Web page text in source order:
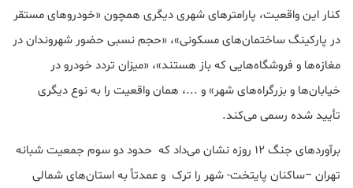
کنار این واقعیت، پارامترهای شهری دیگری همچون «خودروهای مستقر
در پارکینگ ساختمان‌های مسکونی»، «حجم نسبی حضور شهروندان در
مغازه‌ها و فروشگاه‌هایی که باز هستند»، «میزان تردد خودرو در
خیابان‌ها و بزرگراه‌های شهر» و ...، همان واقعیت را به نوع دیگری
تأیید شده رسمی می‌کند.
برآوردهای جنگ ۱۲ روزه نشان می‌داد که حدود دو سوم جمعیت شبانه
تهران –ساکنان پایتخت- شهر را ترک و عمدتاً به استان‌های شمالی